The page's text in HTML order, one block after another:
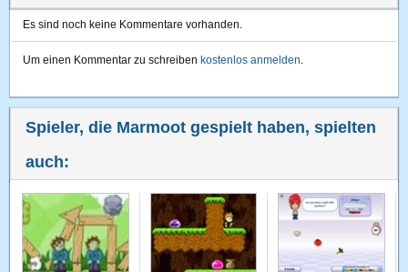
Es sind noch keine Kommentare vorhanden.
Um einen Kommentar zu schreiben kostenlos anmelden.
Spieler, die Marmoot gespielt haben, spielten
auch: